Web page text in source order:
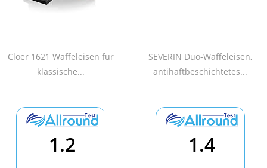
Cloer 1621 Waffeleisen für
klassische...
SEVERIN Duo-Waffeleisen,
antihaftbeschichtetes...
1.2 1.4